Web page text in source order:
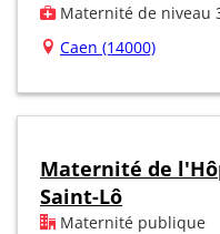
Maternité de niveau
Caen (14000)
Maternité de
Saint-Lô
Maternité publique